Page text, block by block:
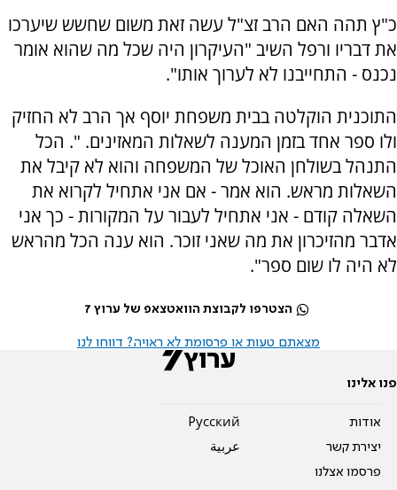
כ"ץ תהה האם הרב זצ"ל עשה זאת משום שחשש שיערכו
את דבריו ורפל השיב "העיקרון היה שכל מה שהוא אומר
נכנס - התחייבנו לא לערוך אותו".
התוכנית הוקלטה בבית משפחת יוסף אך הרב לא החזיק
ולו ספר אחד בזמן המענה לשאלות המאזינים. ". הכל
התנהל בשולחן האוכל של המשפחה והוא לא קיבל את
השאלות מראש. הוא אמר - אם אני אתחיל לקרוא את
השאלה קודם - אני אתחיל לעבור על המקורות - כך אני
אדבר מהזיכרון את מה שאני זוכר. הוא ענה הכל מהראש
לא היה לו שום ספר".
הצטרפו לקבוצת הוואטצאפ של ערוץ 7
מצאתם טעות או פרסומת לא ראויה? דווחו לנו
פנו אלינו
אודות
יצירת קשר
פרסמו אצלנו
Pусский
عربية